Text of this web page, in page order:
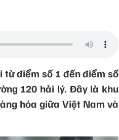
điểm số 1 đến điểm số
120 hải lý. Đây là khu
hóa giữa Việt Nam và